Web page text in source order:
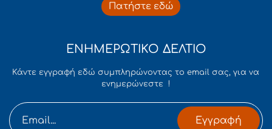
Πατήστε εδώ
ΕΝΗΜΕΡΩΤΙΚΟ ΔΕΛΤΙΟ
Κάντε εγγραφή εδώ συμπληρώνοντας το email σας, για να
ενημερώνεστε !
Εγγραφή